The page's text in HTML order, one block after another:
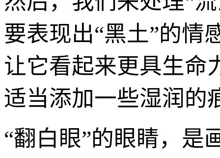
要表现出“黑土”的情
让它看起来更具生命
适当添加一些湿润的
“翻白眼”的眼睛，是